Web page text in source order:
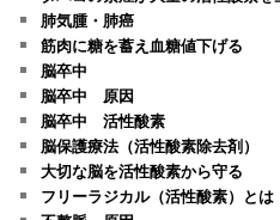
肺気腫・肺癌
筋肉に糖を蓄え血糖値下げる
脳卒中
脳卒中 原因
脳卒中 活性酸素
脳保護療法（活性酸素除去剤）
大切な脳を活性酸素から守る
フリーラジカル（活性酸素）とは